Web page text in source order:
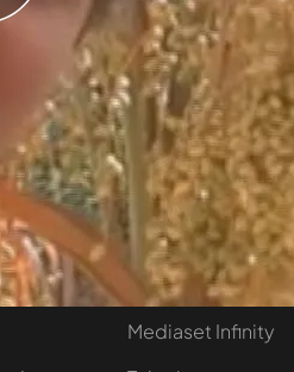
entre otros,
Más de Mediaset
Mediaset Infinity